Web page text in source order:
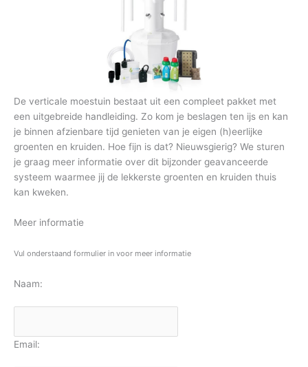
De verticale moestuin bestaat uit een compleet pakket met
een uitgebreide handleiding. Zo kom je beslagen ten ijs en kan
je binnen afzienbare tijd genieten van je eigen (h)eerlijke
groenten en kruiden. Hoe fijn is dat? Nieuwsgierig? We sturen
je graag meer informatie over dit bijzonder geavanceerde
systeem waarmee jij de lekkerste groenten en kruiden thuis
kan kweken.
Meer informatie
Vul onderstaand formulier in voor meer informatie
Naam:
Email: